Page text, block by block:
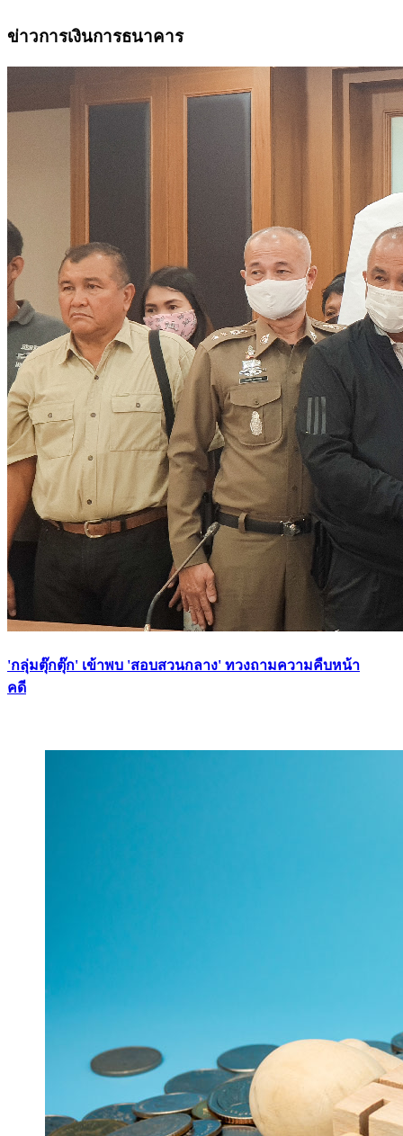
ข่าวการเงินการธนาคาร
'กลุ่มตุ๊กตุ๊ก' เข้าพบ 'สอบสวนกลาง' ทวงถามความคืบหน้า
คดี